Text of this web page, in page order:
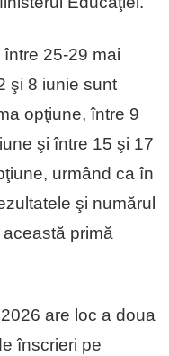
25-29 mai
şi 8 iunie sunt
opţiune, între 9
şi între 15 şi 17
urmând ca în
şi numărul
primă
are loc a doua
înscrieri pe